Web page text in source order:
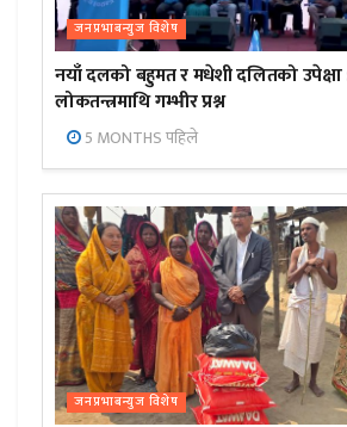
जनप्रभाबन्युज विशेष
नयाँ दलको बहुमत र मधेशी दलितको
लोकतन्त्रमाथि गम्भीर प्रश्न
5 MONTHS पहिले
जनप्रभाबन्युज विशेष